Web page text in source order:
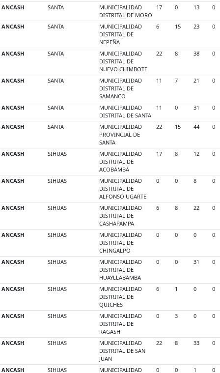
ANCASH SANTA
MUNICIPALIDAD
DISTRITAL DE MORO
17 0 13 0
ANCASH SANTA
MUNICIPALIDAD
DISTRITAL DE
NEPEÑA
6 15 23 0
ANCASH SANTA
MUNICIPALIDAD
DISTRITAL DE
NUEVO CHIMBOTE
22 8 38 0
ANCASH SANTA
MUNICIPALIDAD
DISTRITAL DE
SAMANCO
11 7 21 0
ANCASH SANTA
MUNICIPALIDAD
DISTRITAL DE SANTA
11 0 31 0
ANCASH SANTA
MUNICIPALIDAD
PROVINCIAL DE
SANTA
22 15 44 0
ANCASH SIHUAS
MUNICIPALIDAD
DISTRITAL DE
ACOBAMBA
17 8 12 0
ANCASH SIHUAS
MUNICIPALIDAD
DISTRITAL DE
ALFONSO UGARTE
0 0 8 0
ANCASH SIHUAS
MUNICIPALIDAD
DISTRITAL DE
CASHAPAMPA
6 8 22 0
ANCASH SIHUAS
MUNICIPALIDAD
DISTRITAL DE
CHINGALPO
0 0 0 0
ANCASH SIHUAS
MUNICIPALIDAD
DISTRITAL DE
HUAYLLABAMBA
0 0 31 0
ANCASH SIHUAS
MUNICIPALIDAD
DISTRITAL DE
QUICHES
6 1 0 0
ANCASH SIHUAS
MUNICIPALIDAD
DISTRITAL DE
RAGASH
0 3 0 0
ANCASH SIHUAS
MUNICIPALIDAD
DISTRITAL DE SAN
JUAN
22 8 33 0
ANCASH SIHUAS MUNICIPALIDAD 0 0 1 0